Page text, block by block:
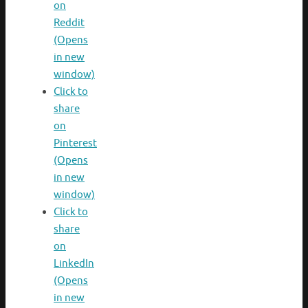
on
Reddit
(Opens
in new
window)
Click to
share
on
Pinterest
(Opens
in new
window)
Click to
share
on
LinkedIn
(Opens
in new